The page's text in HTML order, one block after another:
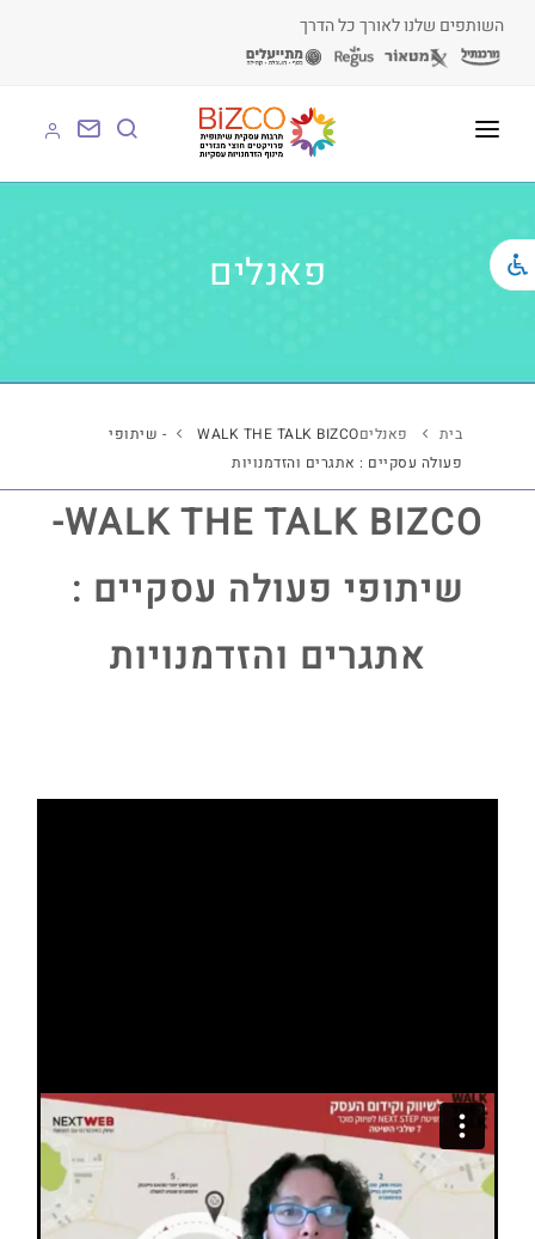
השותפים שלנו לאורך כל הדרך
על BIZCO
BIZCO לעסקים
לומדים עם BIZCO
פאנלים
בית פאנלים
WALK THE TALK BIZCO- שיתופי
פעולה עסקיים : אתגרים והזדמנויות
WALK THE TALK BIZCO-
שיתופי פעולה עסקיים :
אתגרים והזדמנויות